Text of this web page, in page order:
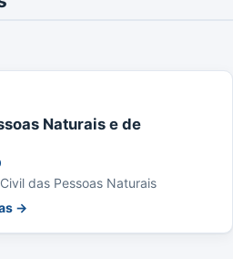
Naturais e de
das Pessoas Naturais
→